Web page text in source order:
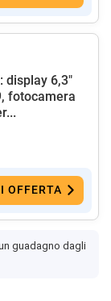
display 6,3"
fotocamera
OFFERTA
guadagno dagli